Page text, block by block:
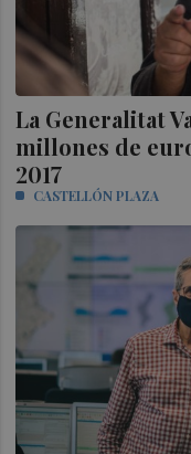
La Generalitat
millones de
2017
CASTELLÓN PLAZA